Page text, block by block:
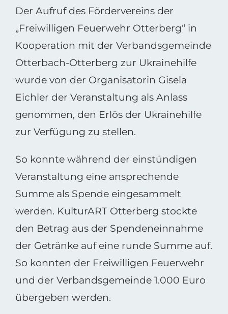
Der Aufruf des Fördervereins der
„Freiwilligen Feuerwehr Otterberg“ in
Kooperation mit der Verbandsgemeinde
Otterbach-Otterberg zur Ukrainehilfe
wurde von der Organisatorin Gisela
Eichler der Veranstaltung als Anlass
genommen, den Erlös der Ukrainehilfe
zur Verfügung zu stellen.
So konnte während der einstündigen
Veranstaltung eine ansprechende
Summe als Spende eingesammelt
werden. KulturART Otterberg stockte
den Betrag aus der Spendeneinnahme
der Getränke auf eine runde Summe auf.
So konnten der Freiwilligen Feuerwehr
und der Verbandsgemeinde 1.000 Euro
übergeben werden.